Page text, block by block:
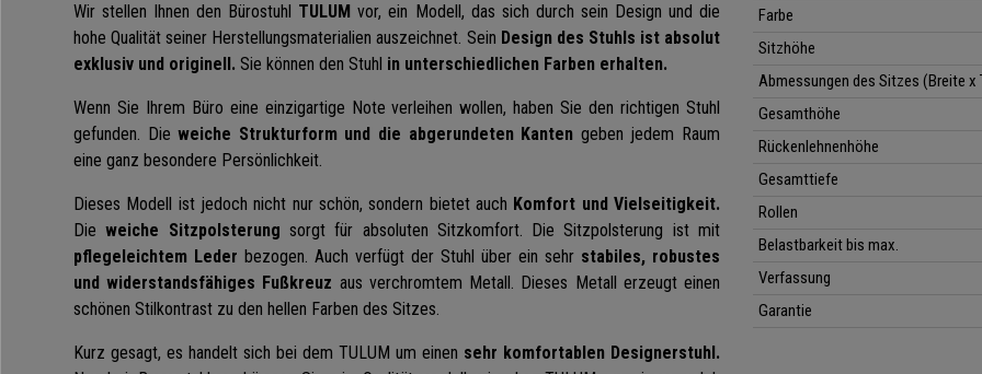
Wir stellen Ihnen den Bürostuhl TULUM vor, ein Modell, das sich durch sein Design und die
hohe Qualität seiner Herstellungsmaterialien auszeichnet. Sein Design des Stuhls ist absolut
exklusiv und originell. Sie können den Stuhl in unterschiedlichen Farben erhalten.
Wenn Sie Ihrem Büro eine einzigartige Note verleihen wollen, haben Sie den richtigen Stuhl
gefunden. Dieweiche Strukturform und die abgerundeten Kanten geben jedem Raum
eine ganz besondere Persönlichkeit.
Dieses Modell ist jedoch nicht nur schön, sondern bietet auch Komfort und Vielseitigkeit.
Dieweiche Sitzpolsterung sorgt für absoluten Sitzkomfort. Die Sitzpolsterung ist mit
pflegeleichtem Leder bezogen. Auch verfügt der Stuhl über ein sehr stabiles, robustes
und widerstandsfähiges Fußkreuz aus verchromtem Metall. Dieses Metall erzeugt einen
schönen Stilkontrast zu den hellen Farben des Sitzes.
Kurz gesagt, es handelt sich bei dem TULUM um einen sehr komfortablen Designerstuhl.
Farbe
Sitzhöhe
Abmessungen des Sitzes (Breite x
Gesamthöhe
Rückenlehnenhöhe
Gesamttiefe
Rollen
Belastbarkeit bis max.
Verfassung
Garantie